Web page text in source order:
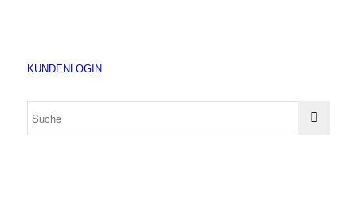
KUNDENLOGIN